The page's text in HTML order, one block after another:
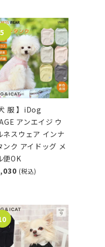
服 】iDog
アンエイジ ウ
ネスウェア インナ
ンク アイドッグ メ
便OK
(税込)